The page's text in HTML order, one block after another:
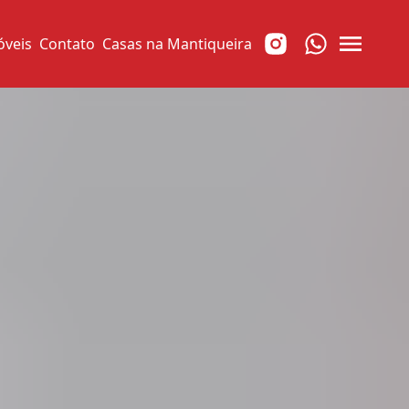
Contato Casas na Mantiqueira